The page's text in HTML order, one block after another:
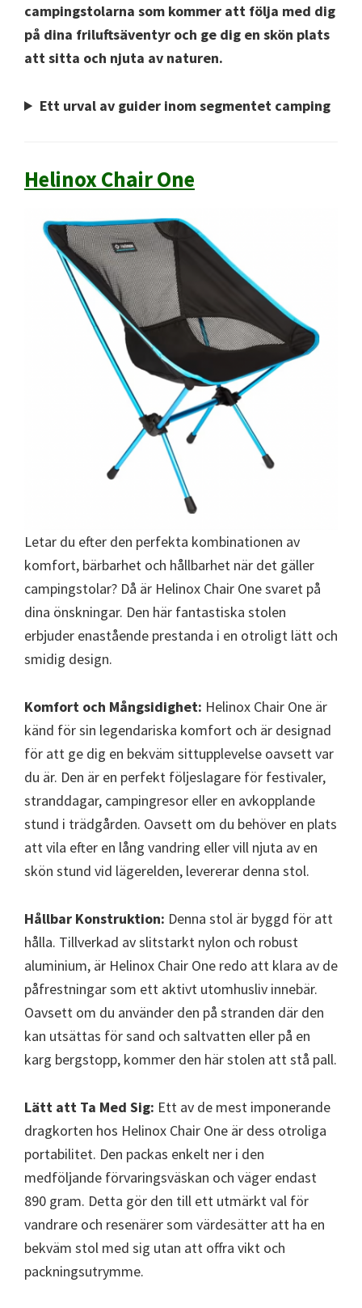
campingstolarna som kommer att följa med dig
på dina friluftsäventyr och ge dig en skön plats
att sitta och njuta av naturen.
Ett urval av guider inom segmentet camping
Helinox Chair One
Letar du efter den perfekta kombinationen av
komfort, bärbarhet och hållbarhet när det gäller
campingstolar? Då är Helinox Chair One svaret på
dina önskningar. Den här fantastiska stolen
erbjuder enastående prestanda i en otroligt lätt och
smidig design.
Komfort och Mångsidighet: Helinox Chair One är
känd för sin legendariska komfort och är designad
för att ge dig en bekväm sittupplevelse oavsett var
du är. Den är en perfekt följeslagare för festivaler,
stranddagar, campingresor eller en avkopplande
stund i trädgården. Oavsett om du behöver en plats
att vila efter en lång vandring eller vill njuta av en
skön stund vid lägerelden, levererar denna stol.
Hållbar Konstruktion: Denna stol är byggd för att
hålla. Tillverkad av slitstarkt nylon och robust
aluminium, är Helinox Chair One redo att klara av de
påfrestningar som ett aktivt utomhusliv innebär.
Oavsett om du använder den på stranden där den
kan utsättas för sand och saltvatten eller på en
karg bergstopp, kommer den här stolen att stå pall.
Lätt att Ta Med Sig: Ett av de mest imponerande
dragkorten hos Helinox Chair One är dess otroliga
portabilitet. Den packas enkelt ner i den
medföljande förvaringsväskan och väger endast
890 gram. Detta gör den till ett utmärkt val för
vandrare och resenärer som värdesätter att ha en
bekväm stol med sig utan att offra vikt och
packningsutrymme.